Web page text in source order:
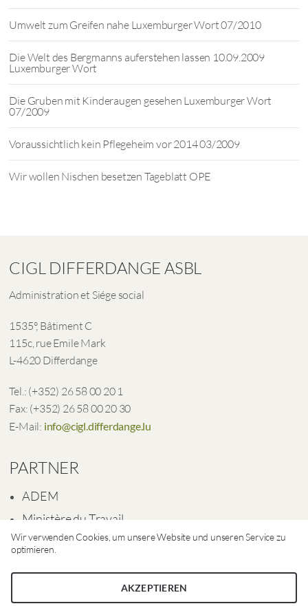
Wir verwenden Cookies, um unsere Website und unseren Service zu
optimieren.
AKZEPTIEREN
Umwelt zum Greifen nahe Luxemburger Wort 07/2010
Die Welt des Bergmanns auferstehen lassen 10.09.2009
Luxemburger Wort
Die Gruben mit Kinderaugen gesehen Luxemburger Wort
07/2009
Voraussichtlich kein Pflegeheim vor 2014 03/2009
Wir wollen Nischen besetzen Tageblatt OPE
CIGL DIFFERDANGE ASBL
Administration et Siége social
1535°, Bâtiment C
115c, rue Emile Mark
L-4620 Differdange
Tel.: (+352) 26 58 00 20 1
Fax: (+352) 26 58 00 20 30
E-Mail: info@cigl.differdange.lu
PARTNER
ADEM
Ministère du Travail
Ville de Differdange